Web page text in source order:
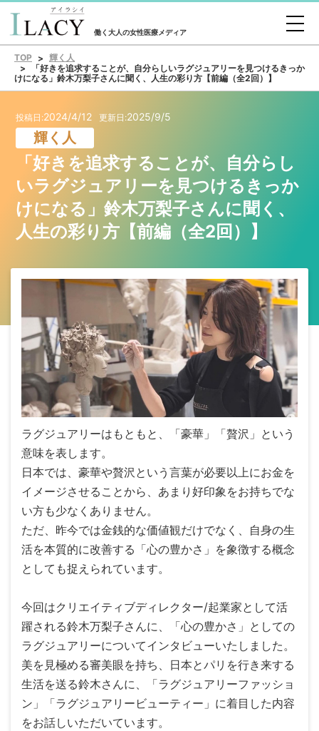
働く大人の女性医療メディア
TOP
輝く人
「好きを追求することが、自分らしいラグジュアリーを見つけるきっか
けになる」鈴木万梨子さんに聞く、人生の彩り方【前編（全2回）】
投稿日:2024/4/12 更新日:2025/9/5
輝く人
「好きを追求することが、自分らし
いラグジュアリーを見つけるきっか
けになる」鈴木万梨子さんに聞く、
人生の彩り方【前編（全2回）】
ラグジュアリーはもともと、「豪華」「贅沢」という
意味を表します。
日本では、豪華や贅沢という言葉が必要以上にお金を
イメージさせることから、あまり好印象をお持ちでな
い方も少なくありません。
ただ、昨今では金銭的な価値観だけでなく、自身の生
活を本質的に改善する「心の豊かさ」を象徴する概念
としても捉えられています。
今回はクリエイティブディレクター/起業家として活
躍される鈴木万梨子さんに、「心の豊かさ」としての
ラグジュアリーについてインタビューいたしました。
美を見極める審美眼を持ち、日本とパリを行き来する
生活を送る鈴木さんに、「ラグジュアリーファッショ
ン」「ラグジュアリービューティー」に着目した内容
をお話しいただいています。